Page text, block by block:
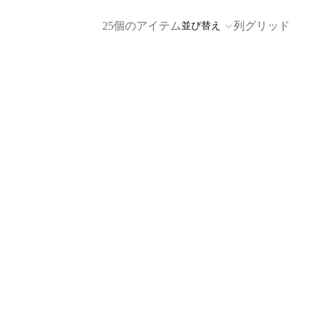
25個のアイテム 並び替え 列グリッド